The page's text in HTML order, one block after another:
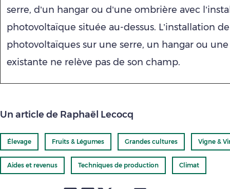
serre, d’un hangar ou d’une ombrière avec
photovoltaïque située au-dessus. L’installation
photovoltaïques sur une serre, un hangar ou
existante ne relève pas de son champ.
Un article de Raphaël Lecocq
Élevage Fruits & Légumes Grandes cultures Vigne &
Aides et revenus Techniques de production Climat